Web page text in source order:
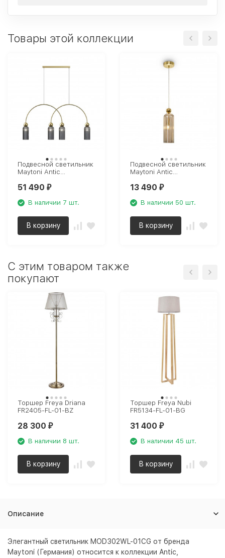
Товары этой коллекции
Подвесной светильник
Maytoni Antic
51 490 ₽
В наличии 7 шт.
В корзину
Подвесной светильник
Maytoni Antic
13 490 ₽
В наличии 50 шт.
В корзину
C этим товаром также
покупают
Торшер Freya Driana
FR2405-FL-01-BZ
28 300 ₽
В наличии 8 шт.
В корзину
Торшер Freya Nubi
FR5134-FL-01-BG
31 400 ₽
В наличии 45 шт.
В корзину
Описание
Элегантный светильник MOD302WL-01CG от бренда
Maytoni (Германия) относится к коллекции Antic,